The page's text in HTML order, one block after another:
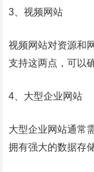
3、视频网站
视频网站对资源和
支持这两点，可以
4、大型企业网站
大型企业网站通常
拥有强大的数据存